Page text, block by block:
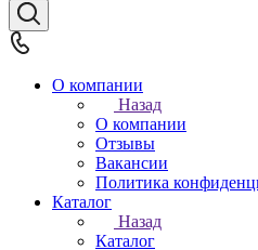
О компании
Назад
О компании
Отзывы
Вакансии
Политика
Каталог
Назад
Каталог